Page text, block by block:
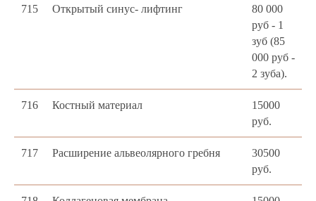
715 Открытый синус- лифтинг
80 000
руб - 1
зуб (85
000 руб -
2 зуба).
716 Костный материал
15000
руб.
717 Расширение альвеолярного гребня
30500
руб.